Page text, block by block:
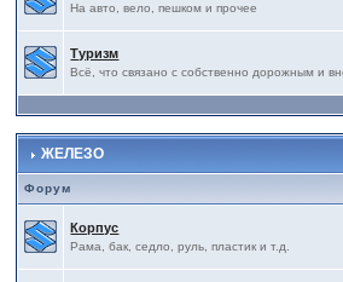
На авто, вело, пешком и прочее
Туризм
Всё, что связано с собственно дорожным и
ЖЕЛЕЗО
Форум
Корпус
Рама, бак, седло, руль, пластик и т.д.